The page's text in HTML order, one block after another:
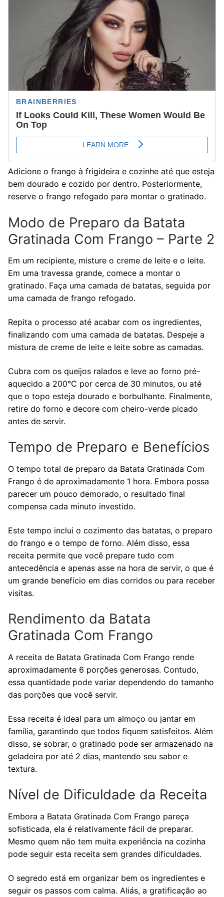
Adicione o frango à frigideira e cozinhe até que esteja
bem dourado e cozido por dentro. Posteriormente,
reserve o frango refogado para montar o gratinado.
Modo de Preparo da Batata
Gratinada Com Frango – Parte 2
Em um recipiente, misture o creme de leite e o leite.
Em uma travessa grande, comece a montar o
gratinado. Faça uma camada de batatas, seguida por
uma camada de frango refogado.
Repita o processo até acabar com os ingredientes,
finalizando com uma camada de batatas. Despeje a
mistura de creme de leite e leite sobre as camadas.
Cubra com os queijos ralados e leve ao forno pré-
aquecido a 200°C por cerca de 30 minutos, ou até
que o topo esteja dourado e borbulhante. Finalmente,
retire do forno e decore com cheiro-verde picado
antes de servir.
Tempo de Preparo e Benefícios
O tempo total de preparo da Batata Gratinada Com
Frango é de aproximadamente 1 hora. Embora possa
parecer um pouco demorado, o resultado final
compensa cada minuto investido.
Este tempo inclui o cozimento das batatas, o preparo
do frango e o tempo de forno. Além disso, essa
receita permite que você prepare tudo com
antecedência e apenas asse na hora de servir, o que é
um grande benefício em dias corridos ou para receber
visitas.
Rendimento da Batata
Gratinada Com Frango
A receita de Batata Gratinada Com Frango rende
aproximadamente 6 porções generosas. Contudo,
essa quantidade pode variar dependendo do tamanho
das porções que você servir.
Essa receita é ideal para um almoço ou jantar em
família, garantindo que todos fiquem satisfeitos. Além
disso, se sobrar, o gratinado pode ser armazenado na
geladeira por até 2 dias, mantendo seu sabor e
textura.
Nível de Dificuldade da Receita
Embora a Batata Gratinada Com Frango pareça
sofisticada, ela é relativamente fácil de preparar.
Mesmo quem não tem muita experiência na cozinha
pode seguir esta receita sem grandes dificuldades.
O segredo está em organizar bem os ingredientes e
seguir os passos com calma. Aliás, a gratificação ao